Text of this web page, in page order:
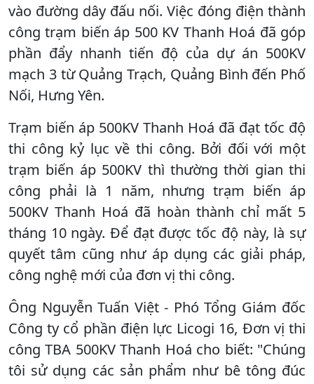
vào đường dây đấu nối. Việc đóng điện thành
công trạm biến áp 500 KV Thanh Hoá đã góp
phần đẩy nhanh tiến độ của dự án 500KV
mạch 3 từ Quảng Trạch, Quảng Bình đến Phố
Nối, Hưng Yên.
Trạm biến áp 500KV Thanh Hoá đã đạt tốc độ
thi công kỷ lục về thi công. Bởi đối với một
trạm biến áp 500KV thì thường thời gian thi
công phải là 1 năm, nhưng trạm biến áp
500KV Thanh Hoá đã hoàn thành chỉ mất 5
tháng 10 ngày. Để đạt được tốc độ này, là sự
quyết tâm cũng như áp dụng các giải pháp,
công nghệ mới của đơn vị thi công.
Ông Nguyễn Tuấn Việt - Phó Tổng Giám đốc
Công ty cổ phần điện lực Licogi 16, Đơn vị thi
công TBA 500KV Thanh Hoá cho biết: "Chúng
tôi sử dụng các sản phẩm như bê tông đúc